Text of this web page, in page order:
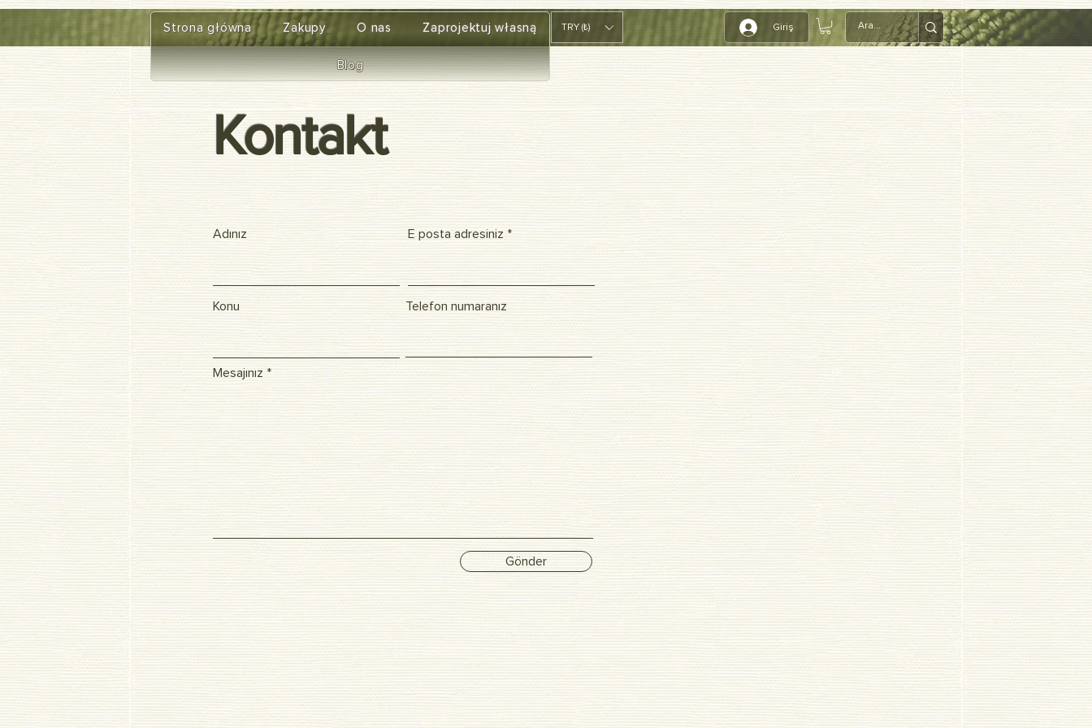
google-site-verification=diZDfQffI8VBmUt2rHnbkYDIrcztmWKEWt5_Om4tH5U
Strona główna Zakupy O nas Zaprojektuj własną
Blog
TRY (₺) Giriş
Kontakt
Adınız E posta adresiniz
Konu Telefon numaranız
Mesajınız
Gönder